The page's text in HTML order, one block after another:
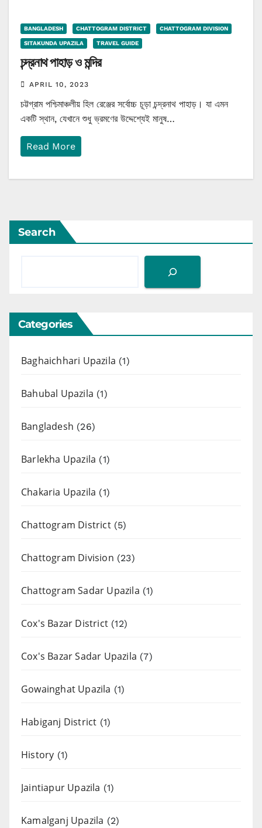
BANGLADESH CHATTOGRAM DISTRICT CHATTOGRAM DIVISION
SITAKUNDA UPAZILA TRAVEL GUIDE
চন্দ্রনাথ পাহাড় ও মন্দির
APRIL 10, 2023
চট্টগ্রাম পশ্চিমাঞ্চলীয় হিল রেঞ্জের সর্বোচ্চ চূড়া চন্দ্রনাথ পাহাড়। যা এমন
একটি স্থান, যেখানে শুধু ভ্রমণের উদ্দেশ্যেই মানুষ…
Read More
Search
Categories
Baghaichhari Upazila (1)
Bahubal Upazila (1)
Bangladesh (26)
Barlekha Upazila (1)
Chakaria Upazila (1)
Chattogram District(5)
Chattogram Division (23)
Chattogram Sadar Upazila (1)
Cox's Bazar District (12)
Cox's Bazar Sadar Upazila (7)
Gowainghat Upazila (1)
Habiganj District (1)
History (1)
Jaintiapur Upazila (1)
Kamalganj Upazila (2)